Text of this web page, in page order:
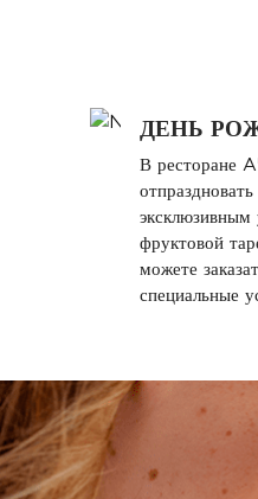
ДЕНЬ
В ресторане
фруктовой
можете
специальные